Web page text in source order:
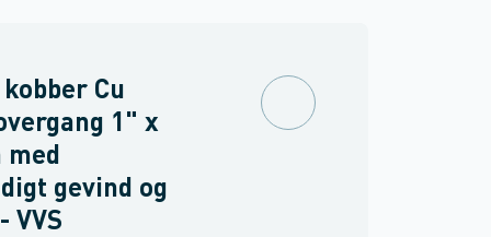
Cu
1" x
med
gevind og
VVS